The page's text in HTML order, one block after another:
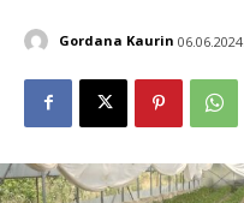
Gordana Kaurin 06.06.2024.